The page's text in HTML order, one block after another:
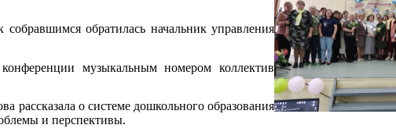
обратилась начальник управления
конференции музыкальным номером коллектив
о системе дошкольного образования
и перспективы.